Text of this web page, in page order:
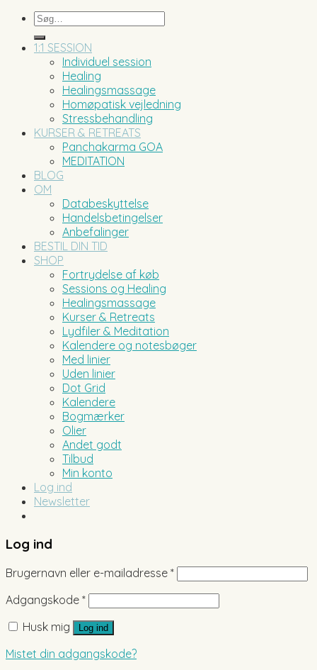
Søg
efter:
1:1 SESSION
Individuel session
Healing
Healingsmassage
Homøpatisk vejledning
Stressbehandling
KURSER & RETREATS
Panchakarma GOA
MEDITATION
BLOG
OM
Databeskyttelse
Handelsbetingelser
Anbefalinger
BESTIL DIN TID
SHOP
Fortrydelse af køb
Sessions og Healing
Healingsmassage
Kurser & Retreats
Lydfiler & Meditation
Kalendere og notesbøger
Med linier
Uden linier
Dot Grid
Kalendere
Bogmærker
Olier
Andet godt
Tilbud
Min konto
Log ind
Newsletter
Log ind
Brugernavn eller e-mailadresse *
Adgangskode *
Husk mig
Log ind
Mistet din adgangskode?